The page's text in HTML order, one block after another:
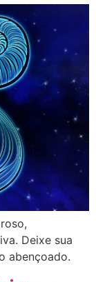
Deixe sua
abençoado.